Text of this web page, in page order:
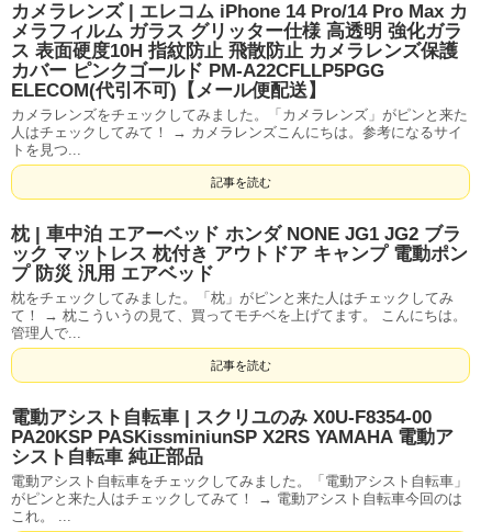
カメラレンズ | エレコム iPhone 14 Pro/14 Pro Max カ
メラフィルム ガラス グリッター仕様 高透明 強化ガラ
ス 表面硬度10H 指紋防止 飛散防止 カメラレンズ保護
カバー ピンクゴールド PM-A22CFLLP5PGG
ELECOM(代引不可)【メール便配送】
カメラレンズをチェックしてみました。「カメラレンズ」がピンと来た
人はチェックしてみて！ → カメラレンズこんにちは。参考になるサイ
トを見つ...
記事を読む
枕 | 車中泊 エアーベッド ホンダ NONE JG1 JG2 ブラ
ック マットレス 枕付き アウトドア キャンプ 電動ポン
プ 防災 汎用 エアベッド
枕をチェックしてみました。「枕」がピンと来た人はチェックしてみ
て！ → 枕こういうの見て、買ってモチベを上げてます。 こんにちは。
管理人で...
記事を読む
電動アシスト自転車 | スクリユのみ X0U-F8354-00
PA20KSP PASKissminiunSP X2RS YAMAHA 電動ア
シスト自転車 純正部品
電動アシスト自転車をチェックしてみました。「電動アシスト自転車」
がピンと来た人はチェックしてみて！ → 電動アシスト自転車今回のは
これ。 ...